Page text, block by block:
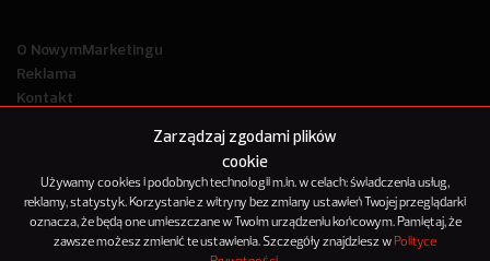
Zarządzaj zgodami plików
cookie
Używamy cookies i podobnych technologii m.in. w celach: świadczenia usług,
reklamy, statystyk. Korzystanie z witryny bez zmiany ustawień Twojej przeglądarki
oznacza, że będą one umieszczane w Twoim urządzeniu końcowym. Pamiętaj, że
zawsze możesz zmienić te ustawienia. Szczegóły znajdziesz w Polityce
O NowymMarketingu
Reklama
Kontakt
© 2012-2025